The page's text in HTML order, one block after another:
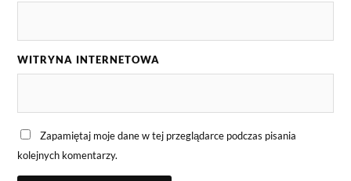
WITRYNA INTERNETOWA
Zapamiętaj moje dane w tej przeglądarce podczas pisania
kolejnych komentarzy.